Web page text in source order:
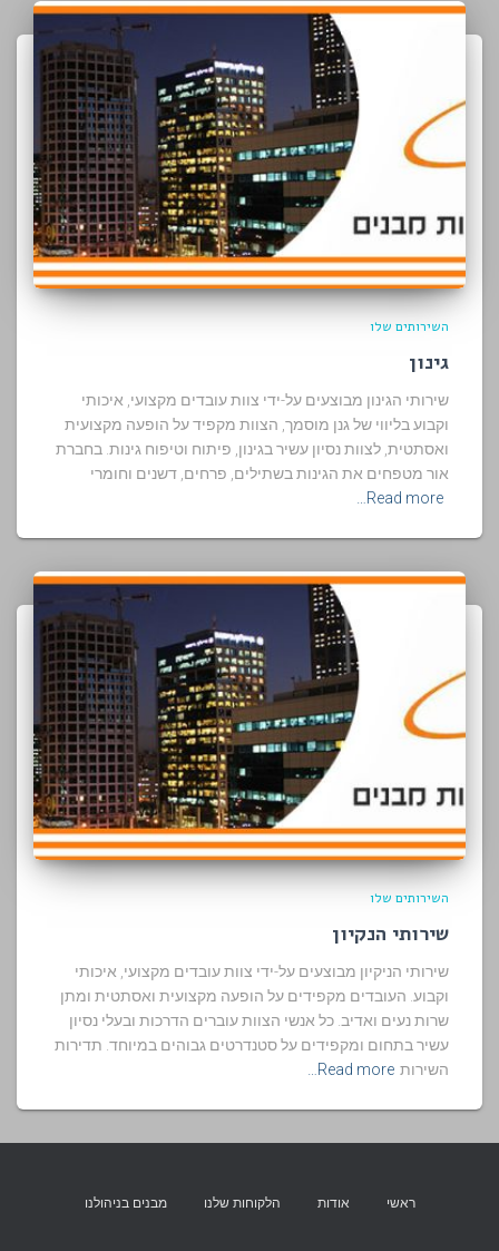
השירותים שלו
גינון
שירותי הגינון מבוצעים על-ידי צוות עובדים מקצועי, איכותי
וקבוע בליווי של גנן מוסמך, הצוות מקפיד על הופעה מקצועית
ואסתטית, לצוות נסיון עשיר בגינון, פיתוח וטיפוח גינות. בחברת
אור מטפחים את הגינות בשתילים, פרחים, דשנים וחומרי
Read more…
השירותים שלו
שירותי הנקיון
שירותי הניקיון מבוצעים על-ידי צוות עובדים מקצועי, איכותי
וקבוע. העובדים מקפידים על הופעה מקצועית ואסתטית ומתן
שרות נעים ואדיב. כל אנשי הצוות עוברים הדרכות ובעלי נסיון
עשיר בתחום ומקפידים על סטנדרטים גבוהים במיוחד. תדירות
השירות Read more…
ראשי אודות הלקוחות שלנו מבנים בניהולנו